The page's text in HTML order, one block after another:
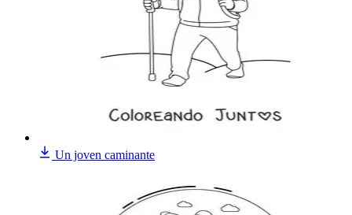
Un joven caminante